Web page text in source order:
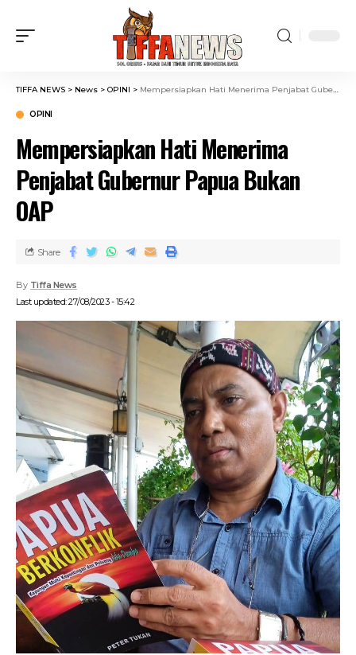
TIFFA NEWS > News > OPINI > Mempersiapkan Hati Menerima Penjabat Gubernur Papua Bukan OAP
OPINI
Mempersiapkan Hati Menerima
Penjabat Gubernur Papua Bukan
OAP
Last updated: 27/08/2023 - 15:42
By Tiffa News
Share